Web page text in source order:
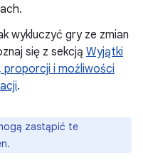
wykluczyć gry ze zmian
się z sekcją Wyjątki
i możliwości
.
zastąpić te